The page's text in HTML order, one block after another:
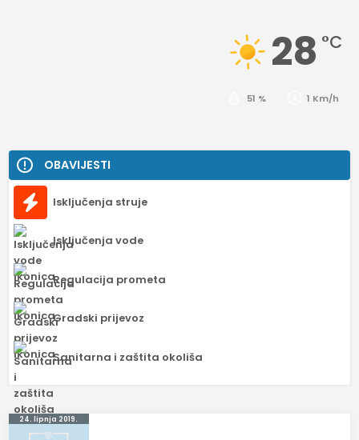
28 °C
51 % 1 Km/h
OBAVIJESTI
Isključenja struje
Isključenja vode
Regulacija prometa
Gradski prijevoz
Sanitarna i zaštita okoliša
Navigacija
24. lipnja 2019.